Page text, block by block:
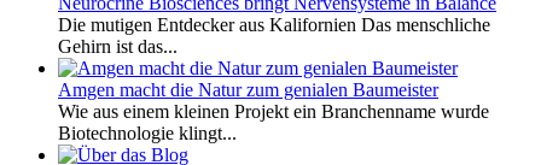
Die mutigen Entdecker aus Kalifornien Das menschliche
Gehirn ist das...
Amgen macht die Natur zum genialen Baumeister
Wie aus einem kleinen Projekt ein Branchenname wurde
Biotechnologie klingt...